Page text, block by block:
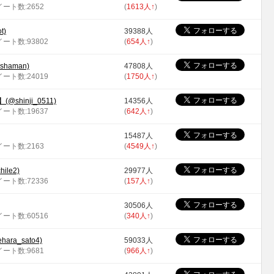
ート数:2652
(1613人 ↑)
ート数:93802
39388人
(654人 ↑)
ート数:24019
47808人
(1750人 ↑)
(@shinji_0511)
ート数:19637
14356人
(642人 ↑)
ート数:2163
15487人
(4549人 ↑)
ート数:72336
29977人
(157人 ↑)
ート数:60516
30506人
(340人 ↑)
ート数:9681
59033人
(966人 ↑)